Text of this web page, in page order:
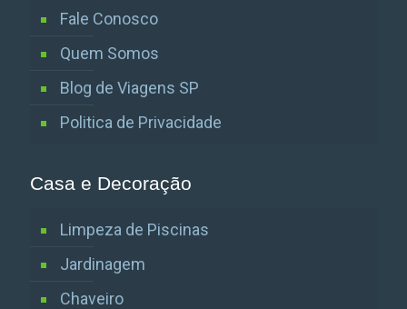
Fale Conosco
Quem Somos
Blog de Viagens SP
Politica de Privacidade
Casa e Decoração
Limpeza de Piscinas
Jardinagem
Chaveiro